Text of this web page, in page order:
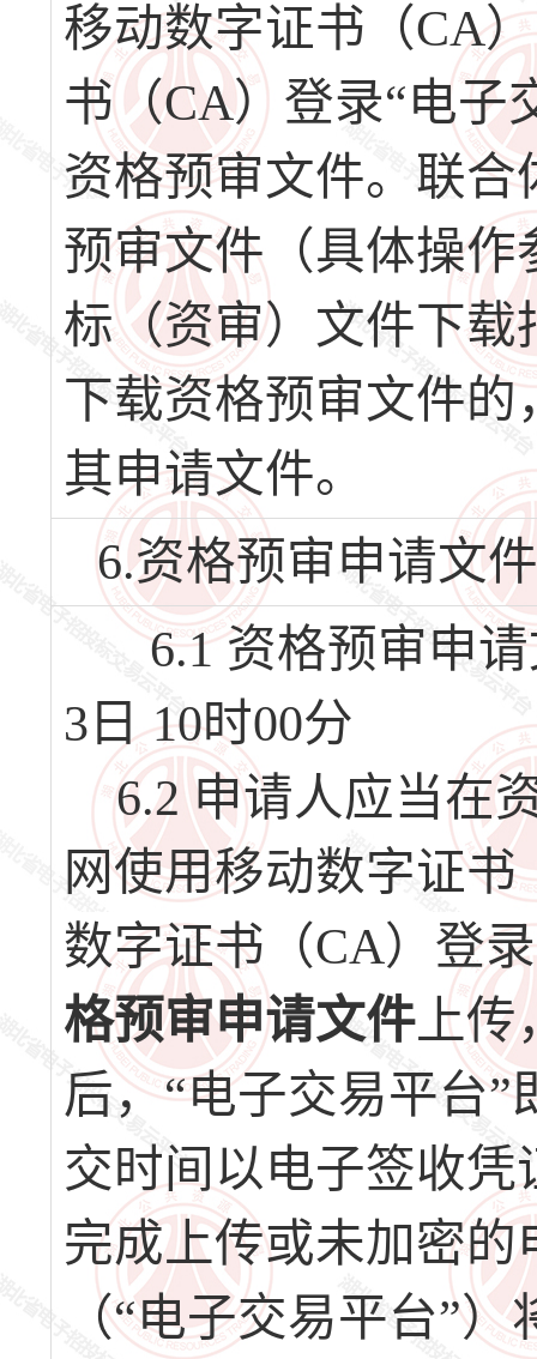
移动数字证书（CA
书（CA）登录“电子
资格预审文件。联
预审文件（具体操
标（资审）文件下载
下载资格预审文件的
其申请文件。
6.资格预审申请文
6.1 资格预审申请
3日 10时00分
6.2 申请人应当在
网使用移动数字证
数字证书（CA）登
格预审申请文件 上
后，“电子交易平台
交时间以电子签收
完成上传或未加密
（“电子交易平台”